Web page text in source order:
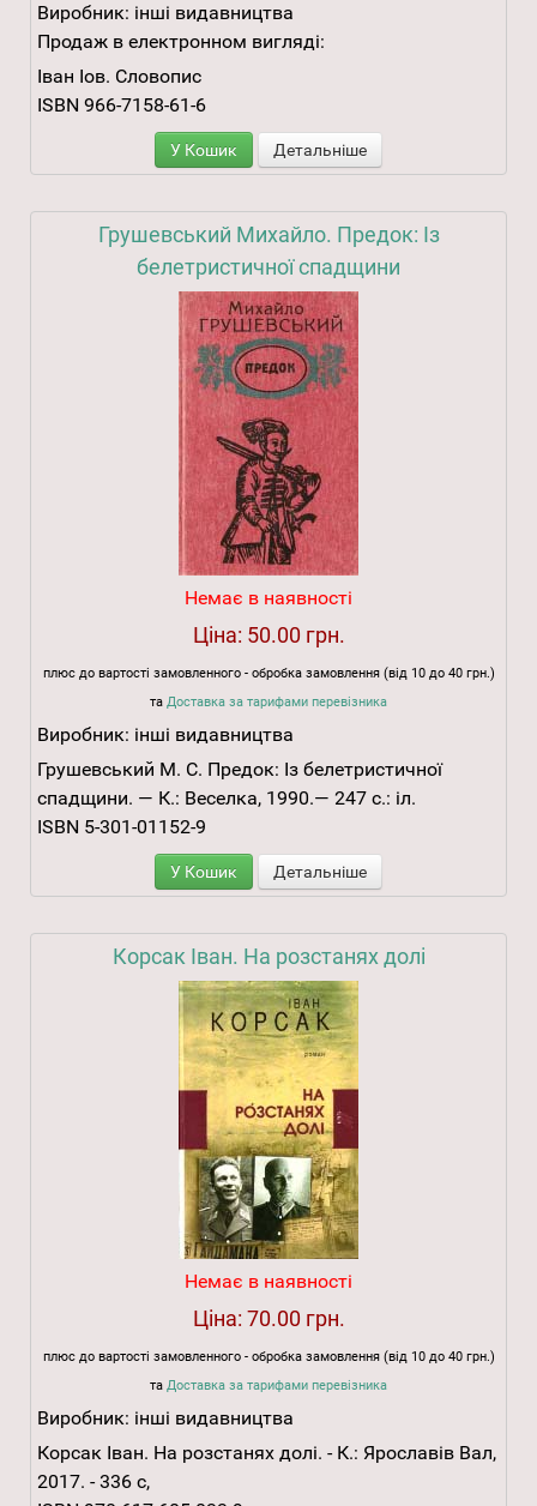
Виробник: інші видавництва
Продаж в електронном вигляді:
Іван Іов. Словопис
ISBN 966-7158-61-6
У Кошик Детальніше
Грушевський Михайло. Предок: Із
белетристичної спадщини
Немає в наявності
Ціна: 50.00 грн.
плюс до вартості замовленного - обробка замовлення (від 10 до 40 грн.)
та Доставка за тарифами перевізника
Виробник: інші видавництва
Грушевський М. С. Предок: Із белетристичної
спадщини. — К.: Веселка, 1990.— 247 с.: іл.
ISBN 5-301-01152-9
У Кошик Детальніше
Корсак Іван. На розстанях долі
Немає в наявності
Ціна: 70.00 грн.
плюс до вартості замовленного - обробка замовлення (від 10 до 40 грн.)
та Доставка за тарифами перевізника
Виробник: інші видавництва
Корсак Іван. На розстанях долі. - К.: Ярославів Вал,
2017. - 336 с,